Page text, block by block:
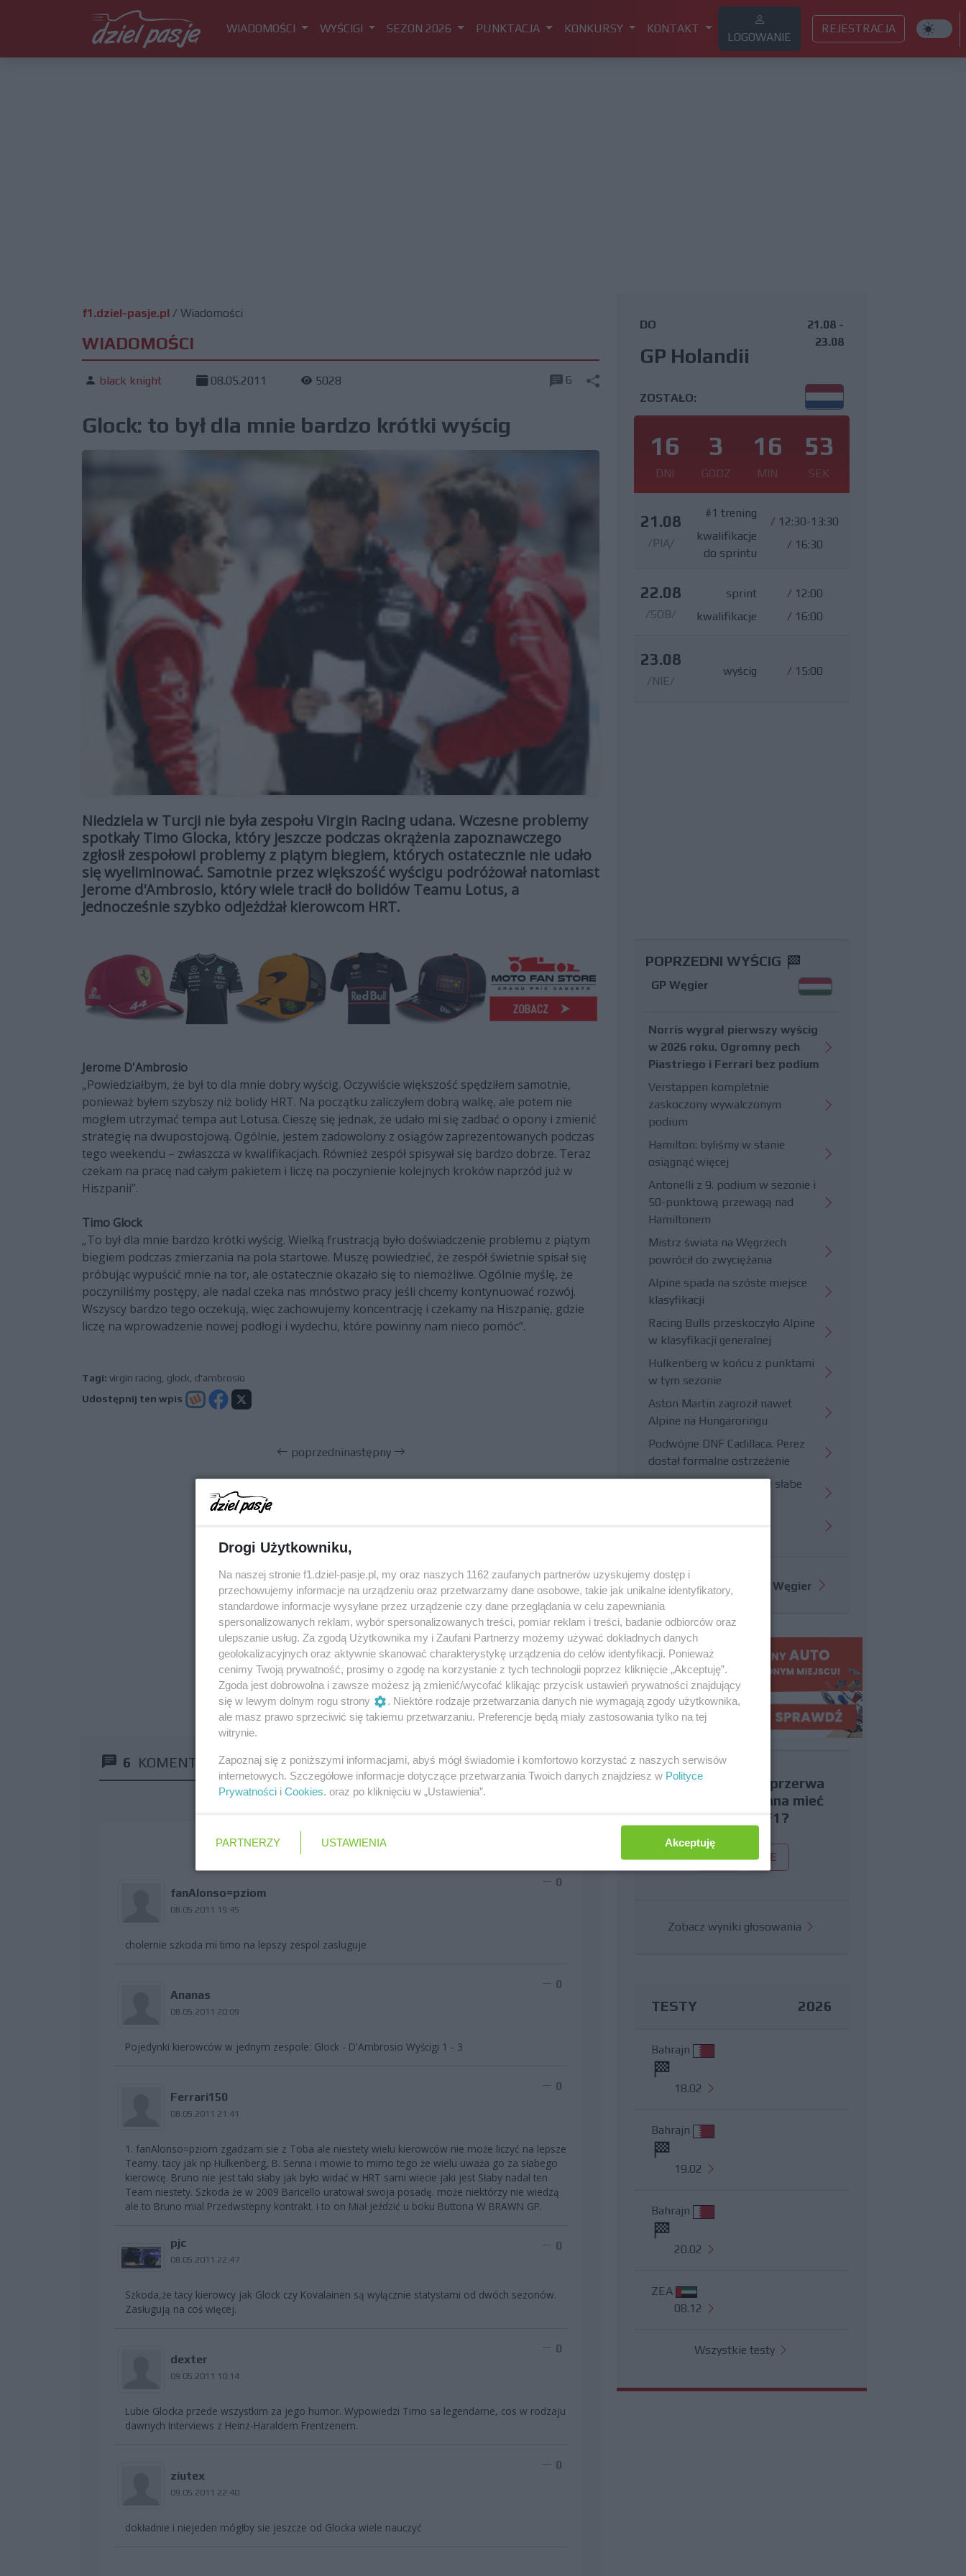
WIADOMOŚCI WYŚCIGI SEZON 2026 PUNKTACJA KONKURSY KONTAKT
LOGOWANIE
REJESTRACJA
f1.dziel-pasje.pl / Wiadomości
WIADOMOŚCI
black knight 08.05.2011 5028 6
Glock: to był dla mnie bardzo krótki wyścig
Niedziela w Turcji nie była zespołu Virgin Racing udana. Wczesne problemy
spotkały Timo Glocka, który jeszcze podczas okrążenia zapoznawczego
zgłosił zespołowi problemy z piątym biegiem, których ostatecznie nie udało
się wyeliminować. Samotnie przez większość wyścigu podróżował natomiast
Jerome d'Ambrosio, który wiele tracił do bolidów Teamu Lotus, a
jednocześnie szybko odjeżdżał kierowcom HRT.
Jerome D'Ambrosio
„Powiedziałbym, że był to dla mnie dobry wyścig. Oczywiście większość spędziłem samotnie,
ponieważ byłem szybszy niż bolidy HRT. Na początku zaliczyłem dobrą walkę, ale potem nie
mogłem utrzymać tempa aut Lotusa. Cieszę się jednak, że udało mi się zadbać o opony i zmienić
strategię na dwupostojową. Ogólnie, jestem zadowolony z osiągów zaprezentowanych podczas
tego weekendu – zwłaszcza w kwalifikacjach. Również zespół spisywał się bardzo dobrze. Teraz
czekam na pracę nad całym pakietem i liczę na poczynienie kolejnych kroków naprzód już w
Hiszpanii”.
Timo Glock
„To był dla mnie bardzo krótki wyścig. Wielką frustracją było doświadczenie problemu z piątym
biegiem podczas zmierzania na pola startowe. Muszę powiedzieć, że zespół świetnie spisał się
próbując wypuścić mnie na tor, ale ostatecznie okazało się to niemożliwe. Ogólnie myślę, że
poczyniliśmy postępy, ale nadal czeka nas mnóstwo pracy jeśli chcemy kontynuować rozwój.
Wszyscy bardzo tego oczekują, więc zachowujemy koncentrację i czekamy na Hiszpanię, gdzie
liczę na wprowadzenie nowej podłogi i wydechu, które powinny nam nieco pomóc”.
Tagi: virgin racing glock d'ambrosio
Udostępnij ten wpis
poprzedninastępny
6 KOMENTARZY
fanAlonso=pziom
08.05.2011 19:45
0
cholernie szkoda mi timo na lepszy zespol zasluguje
Ananas
08.05.2011 20:09
0
Pojedynki kierowców w jednym zespole: Glock - D'Ambrosio Wyścigi 1 - 3
Ferrari150
08.05.2011 21:41
0
1. fanAlonso=pziom zgadzam sie z Toba ale niestety wielu kierowców nie może liczyć na lepsze
Teamy. tacy jak np Hulkenberg, B. Senna i mowie to mimo tego że wielu uważa go za słabego
kierowcę. Bruno nie jest taki słaby jak było widać w HRT sami wiecie jaki jest Słaby nadal ten
Team niestety. Szkoda że w 2009 Baricello uratował swoja posadę. może niektórzy nie wiedzą
ale to Bruno mial Przedwstepny kontrakt. i to on Miał jeździć u boku Buttona W BRAWN GP.
pjc
08.05.2011 22:47
0
Szkoda,że tacy kierowcy jak Glock czy Kovalainen są wyłącznie statystami od dwóch sezonów.
Zasługują na coś więcej.
dexter
09.05.2011 10:14
0
Lubie Glocka przede wszystkim za jego humor. Wypowiedzi Timo sa legendarne, cos w rodzaju
dawnych Interviews z Heinz-Haraldem Frentzenem.
ziutex
09.05.2011 22:40
0
dokładnie i niejeden mógłby sie jeszcze od Glocka wiele nauczyć
DO
GP Holandii
21.08 -
23.08
ZOSTAŁO:
16
DNI
3
GODZ
16
MIN
51
SEK
21.08
/PIĄ/
#1 trening
kwalifikacje
do sprintu
/ 12:30-13:30
/ 16:30
22.08
/SOB/
sprint
kwalifikacje
/ 12:00
/ 16:00
23.08
/NIE/
wyścig / 15:00
POPRZEDNI WYŚCIG
GP Węgier
Norris wygrał pierwszy wyścig
w 2026 roku. Ogromny pech
Piastriego i Ferrari bez podium
Verstappen kompletnie
zaskoczony wywalczonym
podium
Hamilton: byliśmy w stanie
osiągnąć więcej
Antonelli z 9. podium w sezonie i
50-punktową przewagą nad
Hamiltonem
Mistrz świata na Węgrzech
powrócił do zwyciężania
Alpine spada na szóste miejsce
klasyfikacji
Racing Bulls przeskoczyło Alpine
w klasyfikacji generalnej
Hulkenberg w końcu z punktami
w tym sezonie
Aston Martin zagroził nawet
Alpine na Hungaroringu
Podwójne DNF Cadillaca. Perez
dostał formalne ostrzeżenie
Hungaroring potwierdził słabe
Więcej informacji o GP Węgier
Czy uważasz, że przerwa
wakacyjna powinna mieć
miejsce w F1?
TAK NIE
Zobacz wyniki głosowania
TESTY 2026
Bahrajn
18.02
Bahrajn
19.02
Bahrajn
20.02
ZEA
08.12
Wszystkie testy
Drogi Użytkowniku,
Na naszej stronie f1.dziel-pasje.pl, my oraz naszych 1162 zaufanych partnerów uzyskujemy dostęp i
przechowujemy informacje na urządzeniu oraz przetwarzamy dane osobowe, takie jak unikalne identyfikatory,
standardowe informacje wysyłane przez urządzenie czy dane przeglądania w celu zapewniania
spersonalizowanych reklam, wybór spersonalizowanych treści, pomiar reklam i treści, badanie odbiorców oraz
ulepszanie usług. Za zgodą Użytkownika my i Zaufani Partnerzy możemy używać dokładnych danych
geolokalizacyjnych oraz aktywnie skanować charakterystykę urządzenia do celów identyfikacji. Ponieważ
cenimy Twoją prywatność, prosimy o zgodę na korzystanie z tych technologii poprzez kliknięcie „Akceptuję”.
Zgoda jest dobrowolna i zawsze możesz ją zmienić/wycofać klikając przycisk ustawień prywatności znajdujący
się w lewym dolnym rogu strony
. Niektóre rodzaje przetwarzania danych nie wymagają zgody użytkownika,
ale masz prawo sprzeciwić się takiemu przetwarzaniu. Preferencje będą miały zastosowania tylko na tej
witrynie.
Zapoznaj się z poniższymi informacjami, abyś mógł świadomie i komfortowo korzystać z naszych serwisów
internetowych. Szczegółowe informacje dotyczące przetwarzania Twoich danych znajdziesz w Polityce
Prywatności i Cookies. oraz po kliknięciu w „Ustawienia”.
PARTNERZY USTAWIENIA Akceptuję